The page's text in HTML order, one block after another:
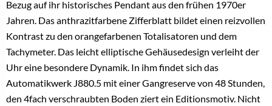
Bezug auf ihr historisches Pendant aus den frühen 1970er
Jahren. Das anthrazitfarbene Zifferblatt bildet einen reizvollen
Kontrast zu den orangefarbenen Totalisatoren und dem
Tachymeter. Das leicht elliptische Gehäusedesign verleiht der
Uhr eine besondere Dynamik. In ihm findet sich das
Automatikwerk J880.5 mit einer Gangreserve von 48 Stunden,
den 4fach verschraubten Boden ziert ein Editionsmotiv. Nicht